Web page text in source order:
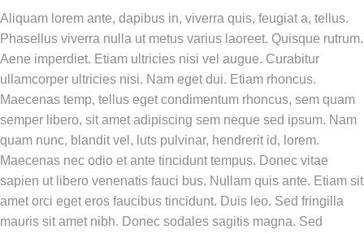
Aliquam lorem ante, dapibus in, viverra quis, feugiat a, tellus.
Phasellus viverra nulla ut metus varius laoreet. Quisque rutrum.
Aene imperdiet. Etiam ultricies nisi vel augue. Curabitur
ullamcorper ultricies nisi. Nam eget dui. Etiam rhoncus.
Maecenas temp, tellus eget condimentum rhoncus, sem quam
semper libero, sit amet adipiscing sem neque sed ipsum. Nam
quam nunc, blandit vel, luts pulvinar, hendrerit id, lorem.
Maecenas nec odio et ante tincidunt tempus. Donec vitae
sapien ut libero venenatis fauci bus. Nullam quis ante. Etiam sit
amet orci eget eros faucibus tincidunt. Duis leo. Sed fringilla
mauris sit amet nibh. Donec sodales sagitis magna. Sed